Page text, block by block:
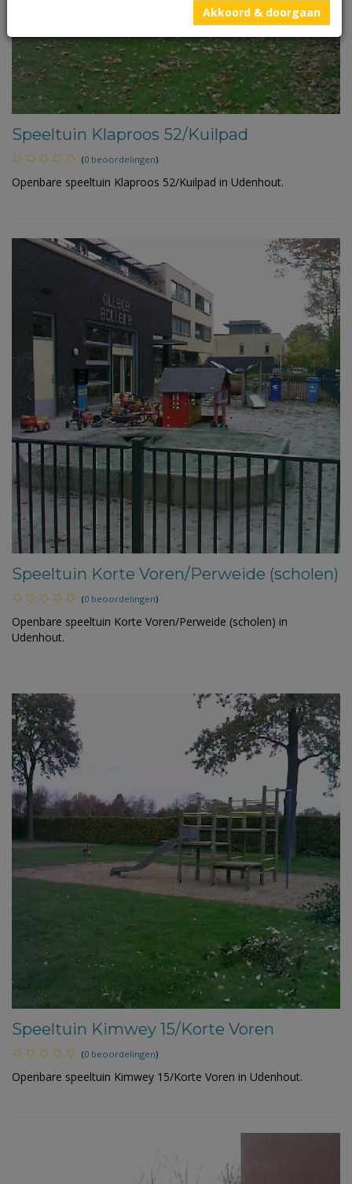
Speeltuin Klaproos 52/Kuilpad
(0 beoordelingen)
Openbare speeltuin Klaproos 52/Kuilpad in Udenhout.
Speeltuin Korte Voren/Perweide (scholen)
(0 beoordelingen)
Openbare speeltuin Korte Voren/Perweide (scholen) in
Udenhout.
Speeltuin Kimwey 15/Korte Voren
(0 beoordelingen)
Openbare speeltuin Kimwey 15/Korte Voren in Udenhout.
Akkoord & doorgaan